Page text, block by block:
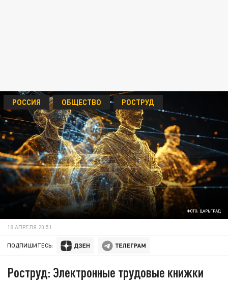
ФОТО: ЦАРЬГРАД
РОССИЯ ОБЩЕСТВО РОСТРУД
18 АПРЕЛЯ 20:51
ПОДПИШИТЕСЬ:
Роструд: Электронные трудовые книжки